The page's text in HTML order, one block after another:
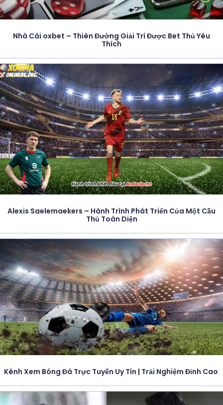
Nhà Cái oxbet – Thiên Đường Giải Trí Được Bet Thủ Yêu
Thích
Alexis Saelemaekers – Hành Trình Phát Triển Của Một Cầu
Thủ Toàn Diện
Kênh Xem Bóng Đá Trực Tuyến Uy Tín | Trải Nghiệm Đỉnh Cao